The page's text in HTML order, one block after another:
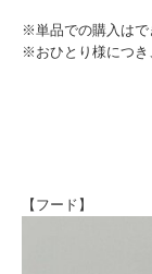
※単品での購入はで
※おひとり様につき
【フード】